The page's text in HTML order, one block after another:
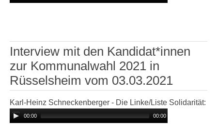
Interview mit den Kandidat*innen
zur Kommunalwahl 2021 in
Rüsselsheim vom 03.03.2021
Karl-Heinz Schneckenberger - Die Linke/Liste Solidarität:
00:00 00:00